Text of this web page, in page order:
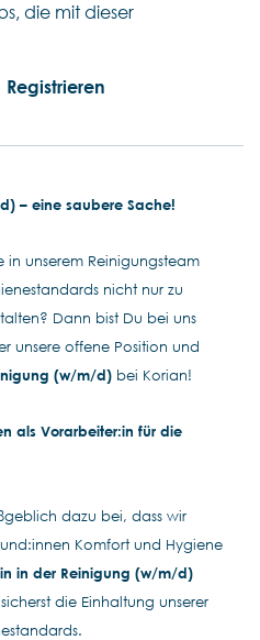
die mit dieser
Registrieren
– eine saubere Sache!
in unserem Reinigungsteam
nicht nur zu
Dann bist Du bei uns
unsere offene Position und
(w/m/d) bei Korian!
als Vorarbeiter:in für die
dazu bei, dass wir
Komfort und Hygiene
in der Reinigung (w/m/d)
die Einhaltung unserer